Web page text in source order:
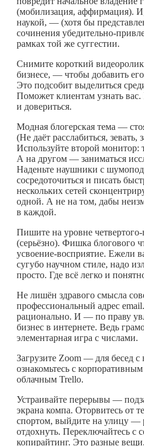
(мобилизация, аффирмация).
наукой, — (хотя бы
сочинения убедительно-
рамках той же суггестии.
Снимите короткий
бизнесе, — чтобы добавить
Это подсобит выделиться
Поможет клиентам узнать вас.
и довериться.
Модная блогерская тема —
(Не даёт расслабиться, зевать,
Используйте второй монитор:
А на другом — заниматься
Наденьте наушники с
сосредоточиться и писать
нескольких сетей
одной. А не на том, дабы
в каждой.
Пишите на уровне четвертого-
(серьёзно). Фишка блогового
усвоение-восприятие. Ежели
сугубо научном стиле, надо
просто. Где всё легко и
Не лишён здравого смысла
профессиональный адрес
рационально. И — по праву
бизнес в интернете. Ведь
элементарная игра с числами.
Загрузите Zoom — для бесед
ознакомьтесь с
облачным Trello.
Устраивайте перерывы —
экрана компа. Оторвитесь от
спортом, выйдите на улицу —
отдохнуть. Переключайтесь с
копирайтинг. Это разные